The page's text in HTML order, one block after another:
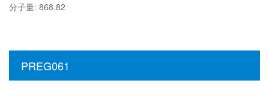
分子量: 868.82
PREG061